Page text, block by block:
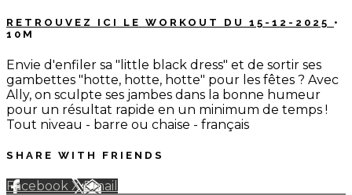
RETROUVEZ ICI LE WORKOUT DU 15-12-2025 •
10M
Envie d'enfiler sa "little black dress" et de sortir ses
gambettes "hotte, hotte, hotte" pour les fêtes ? Avec
Ally, on sculpte ses jambes dans la bonne humeur
pour un résultat rapide en un minimum de temps !
Tout niveau - barre ou chaise - français
SHARE WITH FRIENDS
Facebook XEmail